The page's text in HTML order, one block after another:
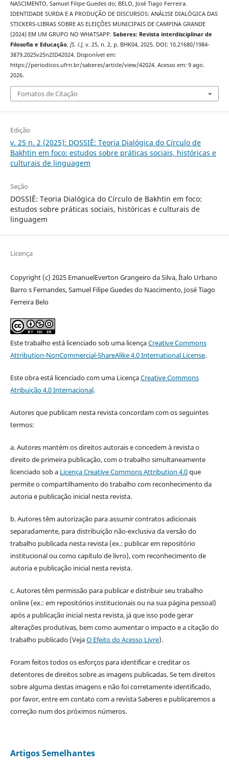
NASCIMENTO, Samuel Filipe Guedes do; BELO, José Tiago Ferreira.
IDENTIDADE SURDA E A PRODUÇÃO DE DISCURSOS: ANÁLISE DIALÓGICA DAS
STICKERS-LIBRAS SOBRE AS ELEIÇÕES MUNICIPAIS DE CAMPINA GRANDE
(2024) EM UM GRUPO NO WHATSAPP. Saberes: Revista interdisciplinar de
Filosofia e Educação, [S. l.], v. 25, n. 2, p. BHK04, 2025. DOI: 10.21680/1984-
3879.2025v25n2ID42024. Disponível em:
https://periodicos.ufrn.br/saberes/article/view/42024. Acesso em: 9 ago.
2026.
Fomatos de Citação
Edição
v. 25 n. 2 (2025): DOSSIÊ: Teoria Dialógica do Círculo de
Bakhtin em foco: estudos sobre práticas sociais, históricas e
culturais de linguagem
Seção
DOSSIÊ: Teoria Dialógica do Círculo de Bakhtin em foco:
estudos sobre práticas sociais, históricas e culturais de
linguagem
Licença
Copyright (c) 2025 EmanuelEverton Grangeiro da Silva, Ítalo Urbano
Barro s Fernandes, Samuel Filipe Guedes do Nascimento, José Tiago
Ferreira Belo
Este trabalho está licenciado sob uma licençaCreative Commons
Attribution-NonCommercial-ShareAlike 4.0 International License.
Este obra está licenciado com uma LicençaCreative Commons
Atribuição 4.0 Internacional.
Autores que publicam nesta revista concordam com os seguintes
termos:
a. Autores mantém os direitos autorais e concedem à revista o
direito de primeira publicação, com o trabalho simultaneamente
licenciado sob a Licença Creative Commons Attribution 4.0que
permite o compartilhamento do trabalho com reconhecimento da
autoria e publicação inicial nesta revista.
b. Autores têm autorização para assumir contratos adicionais
separadamente, para distribuição não-exclusiva da versão do
trabalho publicada nesta revista (ex.: publicar em repositório
institucional ou como capítulo de livro), com reconhecimento de
autoria e publicação inicial nesta revista.
c. Autores têm permissão para publicar e distribuir seu trabalho
online (ex.: em repositórios institucionais ou na sua página pessoal)
após a publicação inicial nesta revista, já que isso pode gerar
alterações produtivas, bem como aumentar o impacto e a citação do
trabalho publicado (VejaO Efeito do Acesso Livre).
Foram feitos todos os esforços para identificar e creditar os
detentores de direitos sobre as imagens publicadas. Se tem direitos
sobre alguma destas imagens e não foi corretamente identificado,
por favor, entre em contato com a revista Saberes e publicaremos a
correção num dos próximos números.
Artigos Semelhantes